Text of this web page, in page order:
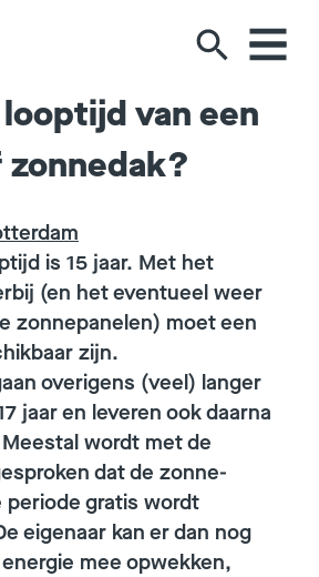
van een
is 15 jaar. Met het
(en het eventueel weer
zonnepanelen) moet een
zijn.
overigens (veel) langer
jaar en leveren ook daarna
wordt met de
dat de zonne-
periode gratis wordt
eigenaar kan er dan nog
mee opwekken,